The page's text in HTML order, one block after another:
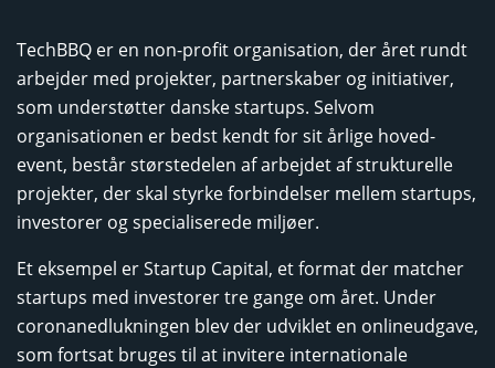
TechBBQ er en non-profit organisation, der året rundt
arbejder med projekter, partnerskaber og initiativer,
som understøtter danske startups. Selvom
organisationen er bedst kendt for sit årlige hoved­
event, består størstedelen af arbejdet af strukturelle
projekter, der skal styrke forbindelser mellem startups,
investorer og specialiserede miljøer.
Et eksempel er Startup Capital, et format der matcher
startups med investorer tre gange om året. Under
coronanedlukningen blev der udviklet en onlineudgave,
som fortsat bruges til at invitere internationale